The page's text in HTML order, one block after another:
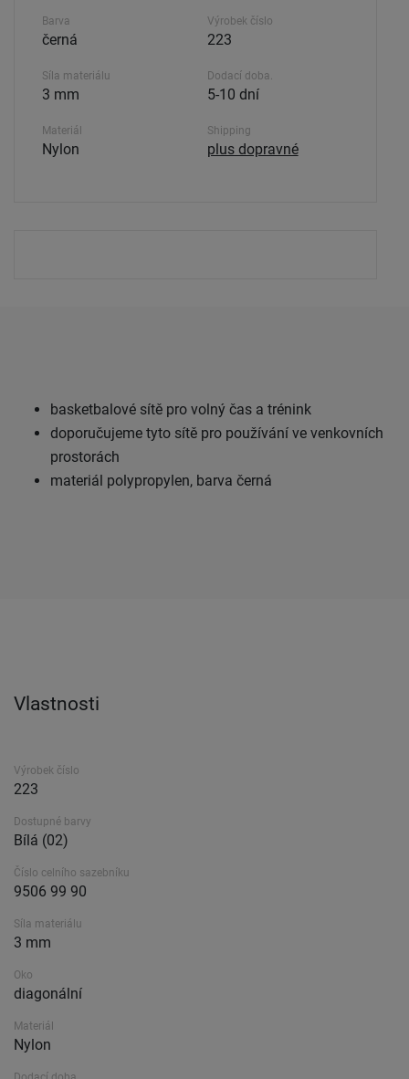
Barva
černá
Síla materiálu
3 mm
Materiál
Nylon
Výrobek číslo
223
Dodací doba.
5-10 dní
Shipping
plus dopravné
basketbalové sítě pro volný čas a trénink
doporučujeme tyto sítě pro používání ve venkovních
prostorách
materiál polypropylen, barva černá
Vlastnosti
Výrobek číslo
223
Dostupné barvy
Bílá (02)
Číslo celního sazebníku
9506 99 90
Síla materiálu
3 mm
Oko
diagonální
Materiál
Nylon